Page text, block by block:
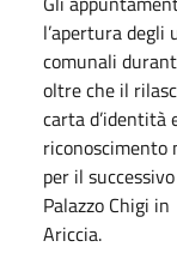
l’apertura degli
comunali
oltre che il
carta
riconoscimento
per il
Palazzo Chigi in
Ariccia.